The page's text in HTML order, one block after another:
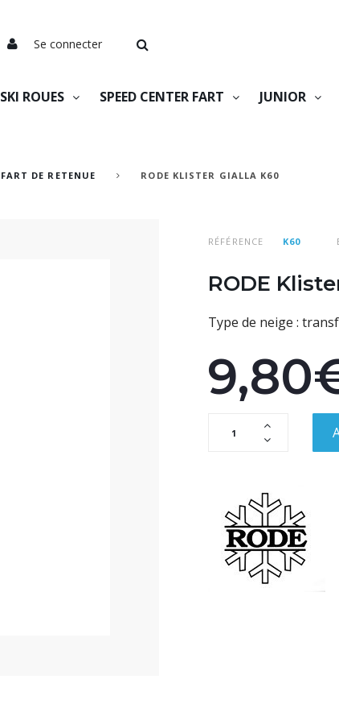
Se connecter
SKI ROUES SPEED CENTER FART JUNIOR
FART DE RETENUE RODE KLISTER GIALLA K60
RÉFÉRENCE K60
RODE
Type de neige :